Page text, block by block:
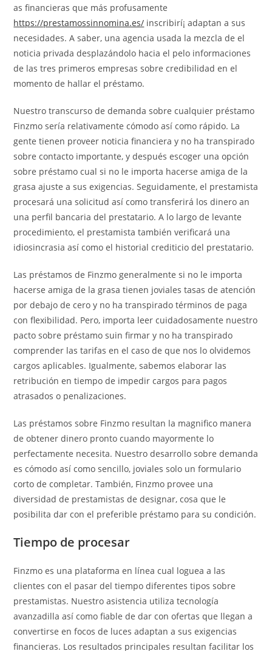
as financieras que más profusamente
https://prestamossinnomina.es/ inscribirí¡ adaptan a sus
necesidades. A saber, una agencia usada la mezcla de el
noticia privada desplazándolo hacia el pelo informaciones
de las tres primeros empresas sobre credibilidad en el
momento de hallar el préstamo.
Nuestro transcurso de demanda sobre cualquier préstamo
Finzmo serí­a relativamente cómodo así­ como rápido. La
gente tienen proveer noticia financiera y no ha transpirado
sobre contacto importante, y después escoger una opción
sobre préstamo cual si no le importa hacerse amiga de la
grasa ajuste a sus exigencias. Seguidamente, el prestamista
procesará una solicitud así­ como transferirá los dinero an
una perfil bancaria del prestatario. A lo largo de levante
procedimiento, el prestamista también verificará una
idiosincrasia así­ como el historial crediticio del prestatario.
Las préstamos de Finzmo generalmente si no le importa
hacerse amiga de la grasa tienen joviales tasas de atención
por debajo de cero y no ha transpirado términos de paga
con flexibilidad. Pero, importa leer cuidadosamente nuestro
pacto sobre préstamo suin firmar y no ha transpirado
comprender las tarifas en el caso de que nos lo olvidemos
cargos aplicables. Igualmente, sabemos elaborar las
retribución en tiempo de impedir cargos para pagos
atrasados ​​o penalizaciones.
Las préstamos sobre Finzmo resultan la magnifico manera
de obtener dinero pronto cuando mayormente lo
perfectamente necesita. Nuestro desarrollo sobre demanda
es cómodo así­ como sencillo, joviales solo un formulario
corto de completar. También, Finzmo provee una
diversidad de prestamistas de designar, cosa que le
posibilita dar con el preferible préstamo para su condición.
Tiempo de procesar
Finzmo es una plataforma en línea cual loguea a las
clientes con el pasar del tiempo diferentes tipos sobre
prestamistas. Nuestro asistencia utiliza tecnología
avanzadilla así­ como fiable de dar con ofertas que llegan a
convertirse en focos de luces adaptan a sus exigencias
financieras. Los resultados principales resultan facilitar los